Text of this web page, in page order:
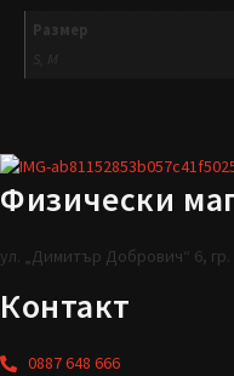
Размер
S, M
Физически
ул. „Димитър Добрович“ 6,
Контакт
0887 648 666